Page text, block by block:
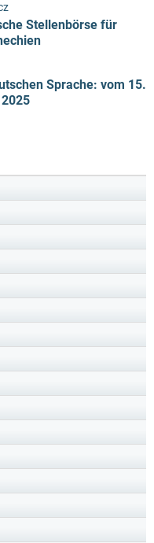
Stellenbörse für
Sprache: vom 15.